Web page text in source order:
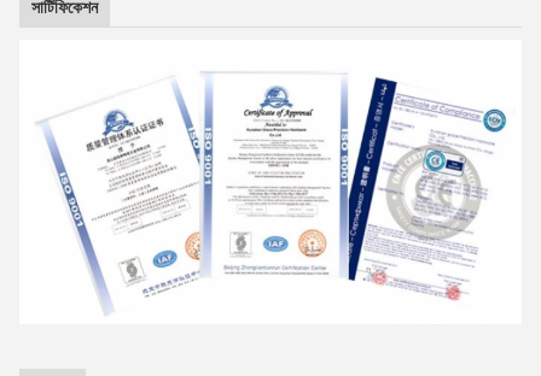
সার্টিফিকেশন